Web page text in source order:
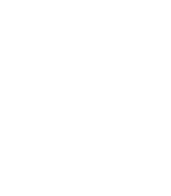
فولفو
لمعرفة التوافر الحالي